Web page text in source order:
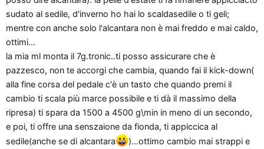
che dopo 100 km mia moglie salti fuori con una affermazione
del tipo "era più comoda la 270 CDI Elegance con interni in
tessuto"......
Altra cosa: differenze di comodità anche tra pelle e tessuto: ci
sono ? Esiste ? Con la pelle ho sedili più rigidi ? Se sono più
rigidi, allora il rischio che siano più scomodi esiste veramente ?
Questo era per quanto riguarda mia moglie; a me interessa
invece il cambio automatico 7G, e cioè: come funziona un
cambio automatico ? Sembra assurdo ma non ho mai visto e/o
guidato un auto in tale assetto..... So solo che non c'è il pedale
sudato al sedile, d'inverno ho hai lo scaldasedile o ti geli;
mentre con anche solo l'alcantara non è mai freddo e mai caldo,
ottimi...
la mia ml monta il 7g.tronic..ti posso assicurare che è
pazzesco, non te accorgi che cambia, quando fai il kick-down(
alla fine corsa del pedale c'è un tasto che quando premi il
cambio ti scala più marce possibile e ti dà il massimo della
ripresa) ti spara da 1500 a 4500 g\min in meno di un secondo,
e poi, ti offre una senszaione da fionda, ti appiccica al
sedile(anche se di alcantara
)...ottimo cambio mai strappi e